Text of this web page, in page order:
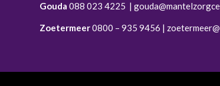
Gouda 088 023 4225 |
Zoetermeer0800 – 935 9456 |